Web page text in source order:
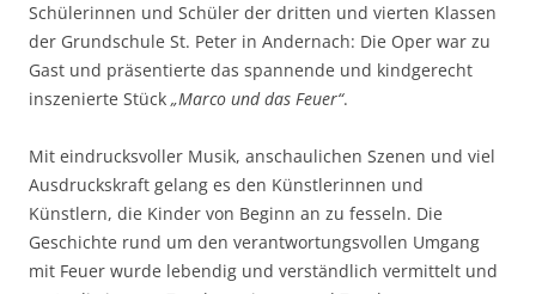
Schülerinnen und Schüler der dritten und vierten Klassen
der Grundschule St. Peter in Andernach: Die Oper war zu
Gast und präsentierte das spannende und kindgerecht
inszenierte Stück „Marco und das Feuer“.
Mit eindrucksvoller Musik, anschaulichen Szenen und viel
Ausdruckskraft gelang es den Künstlerinnen und
Künstlern, die Kinder von Beginn an zu fesseln. Die
Geschichte rund um den verantwortungsvollen Umgang
mit Feuer wurde lebendig und verständlich vermittelt und